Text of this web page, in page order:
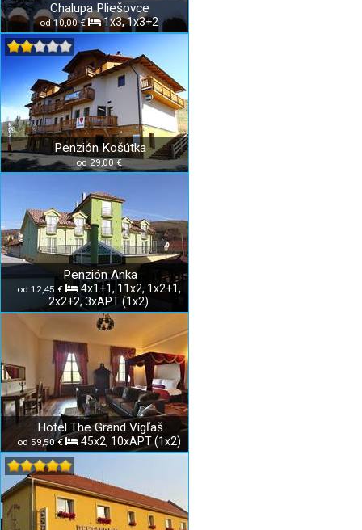
Chalupa Pliešovce
od 10,00 € 1x3, 1x3+2
Penzión Košútka
od 29,00 €
Penzión Anka
od 12,45 €
4x1+1, 11x2, 1x2+1,
2x2+2, 3xAPT (1x2)
Hotel The Grand Vígľaš
od 59,50 € 45x2, 10xAPT (1x2)